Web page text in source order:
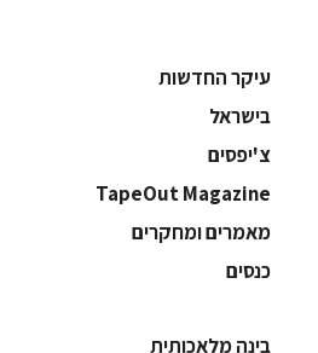
עיקר החדשות
בישראל
צ'יפסים
TapeOut Magazine
מאמרים ומחקרים
כנסים
בינה מלאכותית